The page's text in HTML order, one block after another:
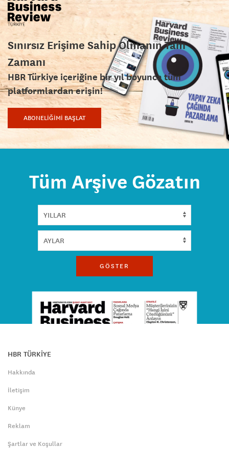
Sınırsız Erişime Sahip Olmanın Tam
Zamanı
HBR Türkiye içeriğine bir yıl boyunca tüm
platformlardan erişin!
ABONELİĞİMİ BAŞLAT
Tüm Arşive Gözatın
GÖSTER
HBR TÜRKİYE
Hakkında
İletişim
Künye
Reklam
Şartlar ve Koşullar